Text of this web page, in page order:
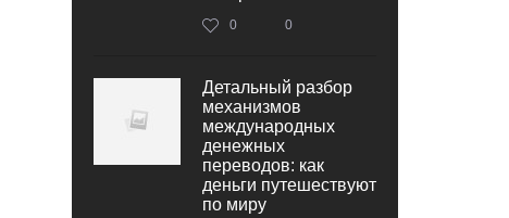
0 0
Детальный разбор
механизмов
международных
денежных
переводов: как
деньги путешествуют
по миру